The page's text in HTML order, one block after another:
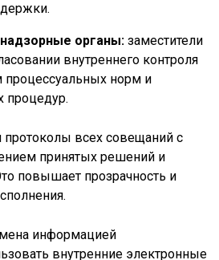
органы: заместители
внутреннего контроля
норм и
процедур.
протоколы всех совещаний с
принятых решений и
повышает прозрачность и
информацией
внутренние электронные